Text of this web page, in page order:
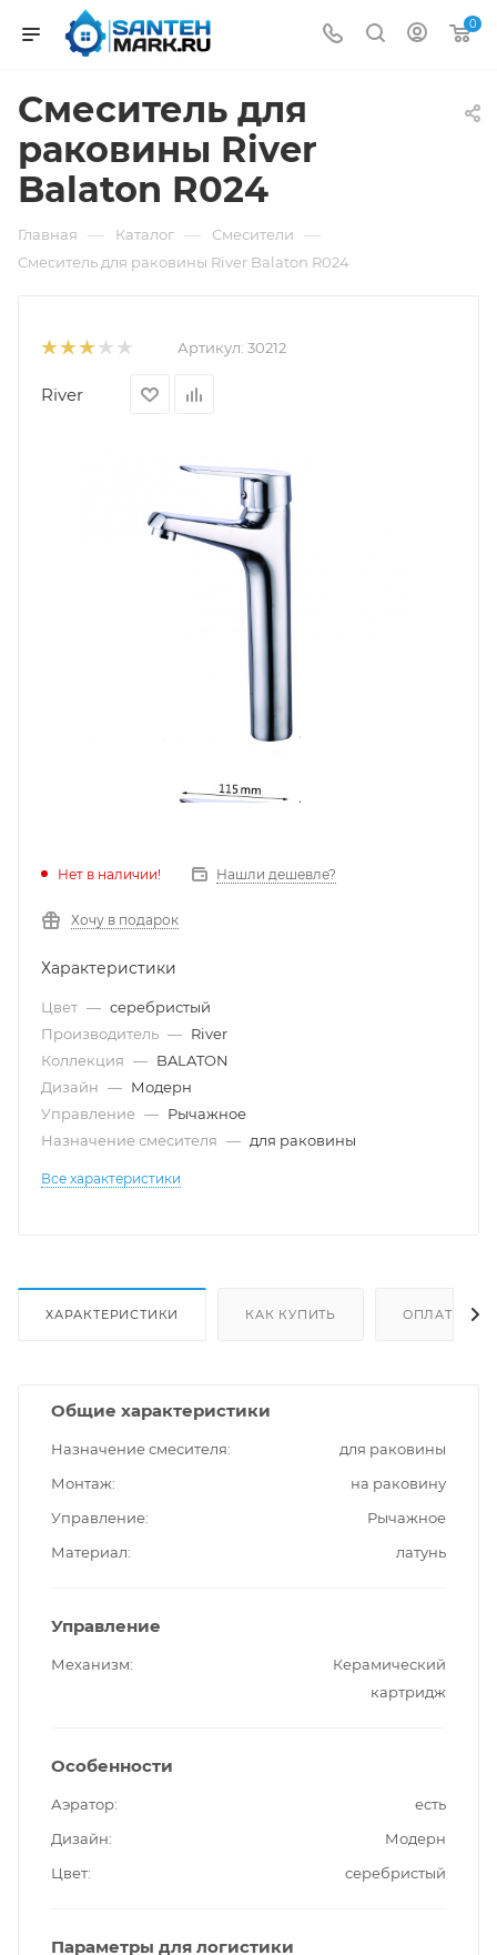
0
Смеситель для
раковины River
Balaton R024
Главная — Каталог — Смесители —
Смеситель для раковины River Balaton R024
Артикул: 30212
River
Нет в наличии! Нашли дешевле?
Хочу в подарок
Характеристики
Цвет — серебристый
Производитель — River
Коллекция — BALATON
Дизайн — Модерн
Управление — Рычажное
Назначение смесителя — для раковины
Все характеристики
ХАРАКТЕРИСТИКИ КАК КУПИТЬ ОПЛАТА
Общие характеристики
Назначение смесителя
для раковины
Монтаж
на раковину
Управление
Рычажное
Материал
латунь
Управление
Механизм
Керамический
картридж
Особенности
Аэратор
есть
Дизайн
Модерн
Цвет
серебристый
Параметры для логистики